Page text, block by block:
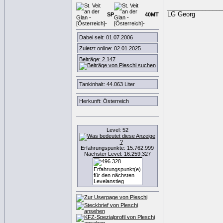
SP 40MT
Dabei seit: 01.07.2006
Zuletzt online: 02.01.2025
Beiträge: 2.147
Tankinhalt: 44.063 Liter
Herkunft: Österreich
Level: 52
Erfahrungspunkte: 15.762.999
Nächster Level: 16.259.327
LG Georg